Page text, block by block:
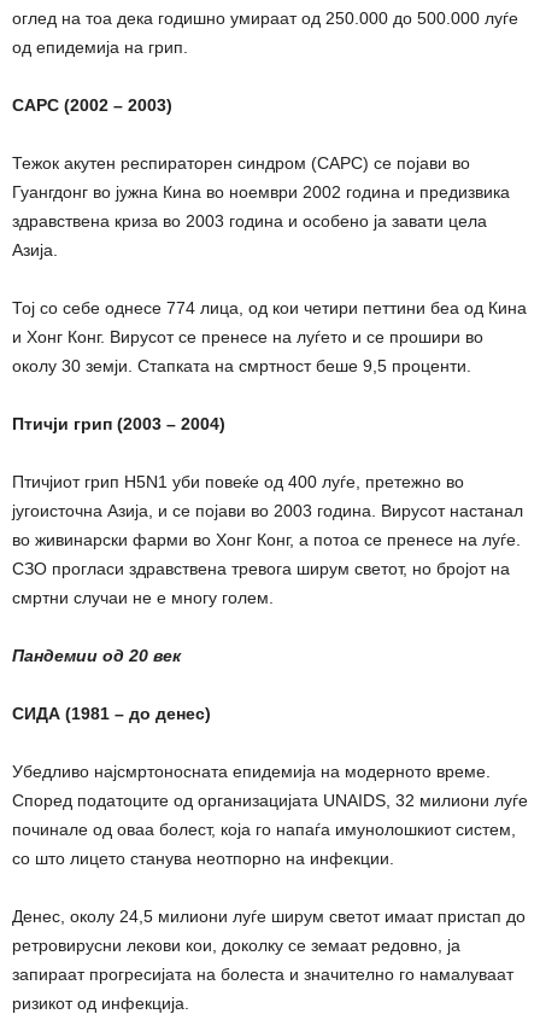
оглед на тоа дека годишно умираат од 250.000 до 500.000 луѓе
од епидемија на грип.
САРС (2002 – 2003)
Тежок акутен респираторен синдром (САРС) се појави во
Гуангдонг во јужна Кина во ноември 2002 година и предизвика
здравствена криза во 2003 година и особено ја завати цела
Азија.
Тој со себе однесе 774 лица, од кои четири петтини беа од Кина
и Хонг Конг. Вирусот се пренесе на луѓето и се прошири во
околу 30 земји. Стапката на смртност беше 9,5 проценти.
Птичји грип (2003 – 2004)
Птичјиот грип H5N1 уби повеќе од 400 луѓе, претежно во
југоисточна Азија, и се појави во 2003 година. Вирусот настанал
во живинарски фарми во Хонг Конг, а потоа се пренесе на луѓе.
СЗО прогласи здравствена тревога ширум светот, но бројот на
смртни случаи не е многу голем.
Пандемии од 20 век
СИДА (1981 – до денес)
Убедливо најсмртоносната епидемија на модерното време.
Според податоците од организацијата UNAIDS, 32 милиони луѓе
починале од оваа болест, која го напаѓа имунолошкиот систем,
со што лицето станува неотпорно на инфекции.
Денес, околу 24,5 милиони луѓе ширум светот имаат пристап до
ретровирусни лекови кои, доколку се земаат редовно, ја
запираат прогресијата на болеста и значително го намалуваат
ризикот од инфекција.